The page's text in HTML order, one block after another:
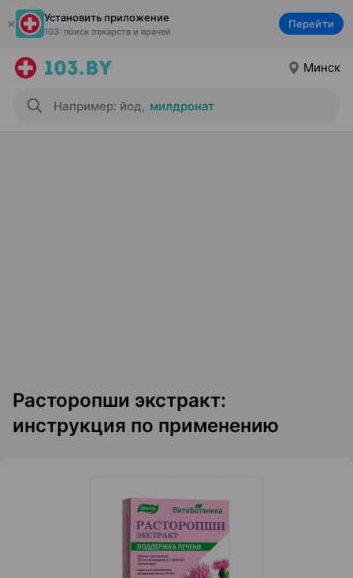
Установить приложение
103: поиск лекарств и врачей
Перейти
Минск
Например: йод, милдронат
Расторопши экстракт:
инструкция по применению